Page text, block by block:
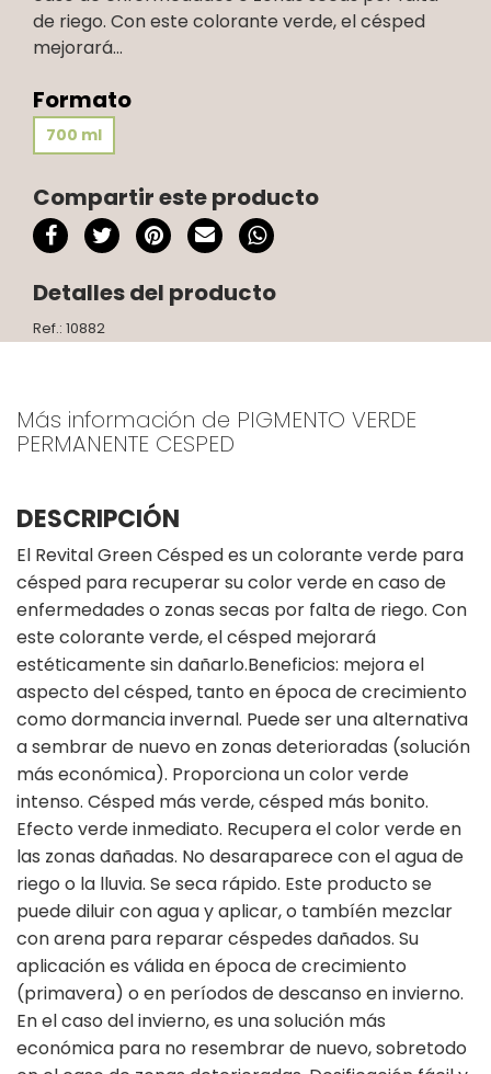
de riego. Con este colorante verde, el césped
mejorará...
Formato
700 ml
Compartir este producto
Detalles del producto
Ref.: 10882
Más información de PIGMENTO VERDE
PERMANENTE CESPED
DESCRIPCIÓN
El Revital Green Césped es un colorante verde para
césped para recuperar su color verde en caso de
enfermedades o zonas secas por falta de riego. Con
este colorante verde, el césped mejorará
estéticamente sin dañarlo.Beneficios: mejora el
aspecto del césped, tanto en época de crecimiento
como dormancia invernal. Puede ser una alternativa
a sembrar de nuevo en zonas deterioradas (solución
más económica). Proporciona un color verde
intenso. Césped más verde, césped más bonito.
Efecto verde inmediato. Recupera el color verde en
las zonas dañadas. No desaraparece con el agua de
riego o la lluvia. Se seca rápido. Este producto se
puede diluir con agua y aplicar, o tambíén mezclar
con arena para reparar céspedes dañados. Su
aplicación es válida en época de crecimiento
(primavera) o en períodos de descanso en invierno.
En el caso del invierno, es una solución más
económica para no resembrar de nuevo, sobretodo